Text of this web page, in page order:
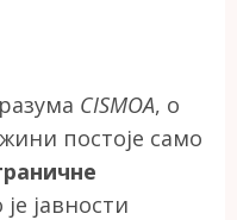
CISMOA, о
постоје само
јавности